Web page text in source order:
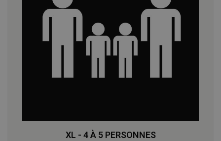
XL - 4 À 5 PERSONNES